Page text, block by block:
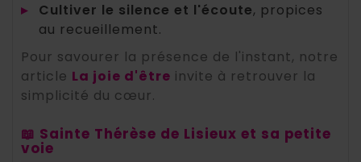
▸
Cultiver le silence et l'écoute, propices
au recueillement.
Pour savourer la présence de l'instant, notre
article La joie d'être invite à retrouver la
simplicité du cœur.
📖 Sainte Thérèse de Lisieux et sa petite
voie